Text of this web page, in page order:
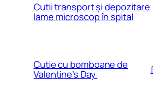
Cutii transport și depozitare
lame microscop în spital
Cutie cu bomboane de
Valentine’s Day